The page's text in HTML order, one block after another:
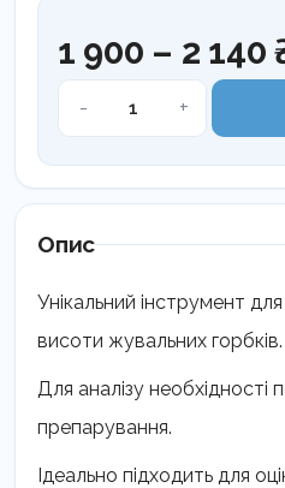
1 900 – 2 140
-
Інструмент
468-
469
+
Опис
Унікальний інструмент
висоти жувальних горбків.
Для аналізу необхідності
препарування.
Ідеально підходить для